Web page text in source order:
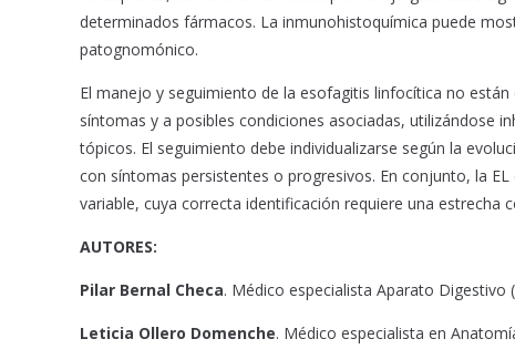
determinados fármacos. La inmunohistoquímica puede
patognomónico.
El manejo y seguimiento de la esofagitis linfocítica no
síntomas y a posibles condiciones asociadas, utilizándose
tópicos. El seguimiento debe individualizarse según la
con síntomas persistentes o progresivos. En conjunto, la
variable, cuya correcta identificación requiere una
AUTORES:
Pilar Bernal Checa. Médico especialista Aparato Digestivo
Leticia Ollero Domenche. Médico especialista en